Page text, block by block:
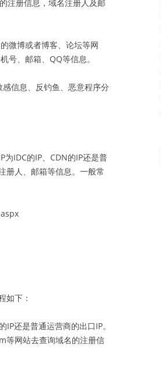
注册信息，域名注册人及邮
微博或者博客、论坛等网
号、邮箱、QQ等信息。
信息、反钓鱼、恶意程序分
为IDC的IP、CDN的IP还是普
册人、邮箱等信息。一般常
如下：
还是普通运营商的出口IP。
等网站去查询域名的注册信